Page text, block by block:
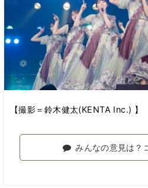
【撮影＝鈴木健太(KENTA Inc.) 】
みんなの意見は？